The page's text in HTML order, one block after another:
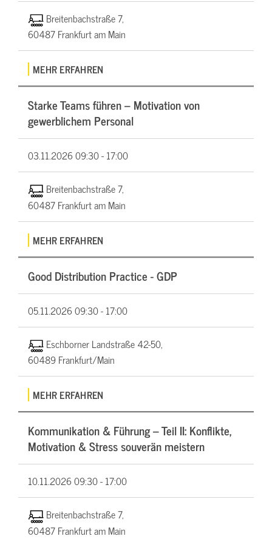
Breitenbachstraße 7,
60487 Frankfurt am Main
MEHR ERFAHREN
Starke Teams führen – Motivation von
gewerblichem Personal
03.11.202609:30 - 17:00
Breitenbachstraße 7,
60487 Frankfurt am Main
MEHR ERFAHREN
Good Distribution Practice - GDP
05.11.202609:30 - 17:00
Eschborner Landstraße 42-50,
60489 Frankfurt/Main
MEHR ERFAHREN
Kommunikation & Führung – Teil II: Konflikte,
Motivation & Stress souverän meistern
10.11.202609:30 - 17:00
Breitenbachstraße 7,
60487 Frankfurt am Main